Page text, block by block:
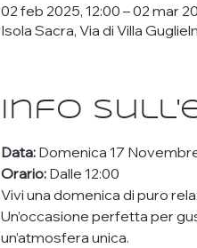
02 feb 2025, 12:00 – 02 mar
Isola Sacra, Via di Villa
Info
Data: Domenica 17
Orario: Dalle 12:00
Vivi una domenica di puro
Un’occasione perfetta per
un’atmosfera unica.